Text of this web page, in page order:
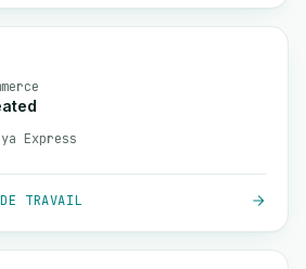
Express
TRAVAIL